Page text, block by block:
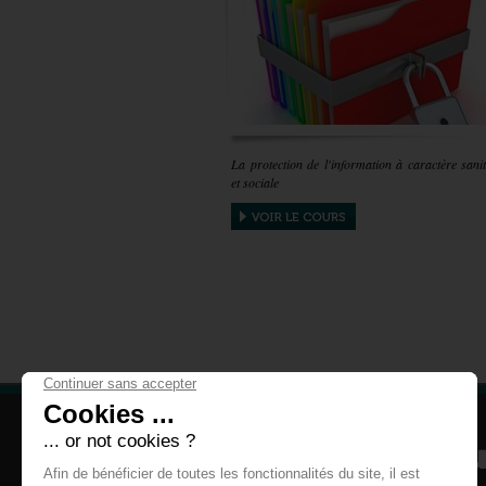
La protection de l'information à caractère
et sociale